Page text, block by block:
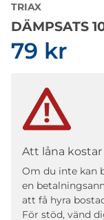
TRIAX
DÄMPSATS
79 kr
Att låna
Om du inte kan
en
att få hyra
För stöd, vänd